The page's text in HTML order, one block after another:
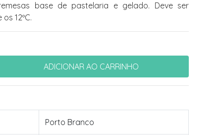
base de pastelaria e gelado. Deve ser
12ºC.
Porto Branco